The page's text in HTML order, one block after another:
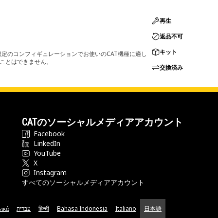
のコンフィギュレーションでお使いのCAT機種に適し
はできません。
再生
返品不可
キット
交換済み
CATのソーシャルメディアアカウント
Facebook
LinkedIn
YouTube
X
Instagram
すべてのソーシャルメディアアカウント
עברית हिन्दी Bahasa Indonesia Italiano 日本語